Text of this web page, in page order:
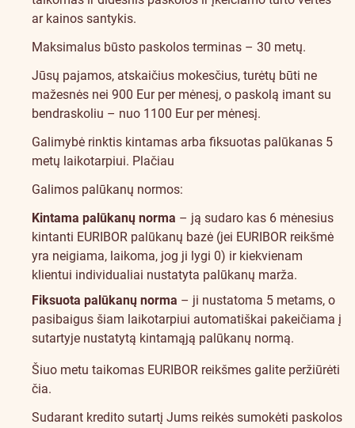
ar kainos santykis.
Maksimalus būsto paskolos terminas – 30 metų.
Jūsų pajamos, atskaičius mokesčius, turėtų būti ne
mažesnės nei 900 Eur per mėnesį, o paskolą imant su
bendraskoliu – nuo 1100 Eur per mėnesį.
Galimybė rinktis kintamas arba fiksuotas palūkanas 5
metų laikotarpiui. Plačiau
Galimos palūkanų normos:
Kintama palūkanų norma – ją sudaro kas 6 mėnesius
kintanti EURIBOR palūkanų bazė (jei EURIBOR reikšmė
yra neigiama, laikoma, jog ji lygi 0) ir kiekvienam
klientui individualiai nustatyta palūkanų marža.
Fiksuota palūkanų norma – ji nustatoma 5 metams, o
pasibaigus šiam laikotarpiui automatiškai pakeičiama į
sutartyje nustatytą kintamąją palūkanų normą.
Šiuo metu taikomas EURIBOR reikšmes galite peržiūrėti
čia.
Sudarant kredito sutartį Jums reikės sumokėti paskolos